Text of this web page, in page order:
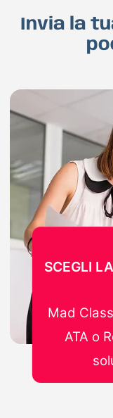
Invia la
SCEGLI
Mad
ATA o